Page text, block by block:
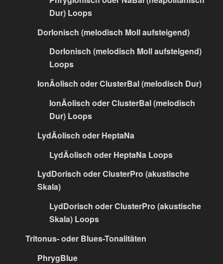
Dur) Loops
DorIonisch (melodisch Moll aufsteigend)
DorIonisch (melodisch Moll aufsteigend)
Loops
IonÄolisch oder ClusterBal (melodisch Dur)
IonÄolisch oder ClusterBal (melodisch
Dur) Loops
LydÄolisch oder HeptaNa
LydÄolisch oder HeptaNa Loops
LydDorisch oder ClusterPro (akustische
Skala)
LydDorisch oder ClusterPro (akustische
Skala) Loops
Tritonus- oder Blues-Tonalitäten
PhrygBlue